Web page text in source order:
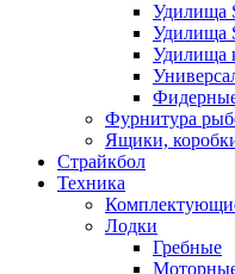
Удилища
Удилища
Удилища
Фурнитура
Ящики,
Страйкбол
Техника
Лодки
Гребные